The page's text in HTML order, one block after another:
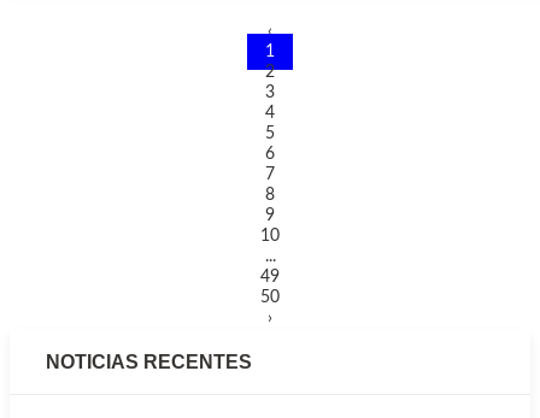
‹
1
2
3
4
5
6
7
8
9
10
...
49
50
›
NOTICIAS RECENTES